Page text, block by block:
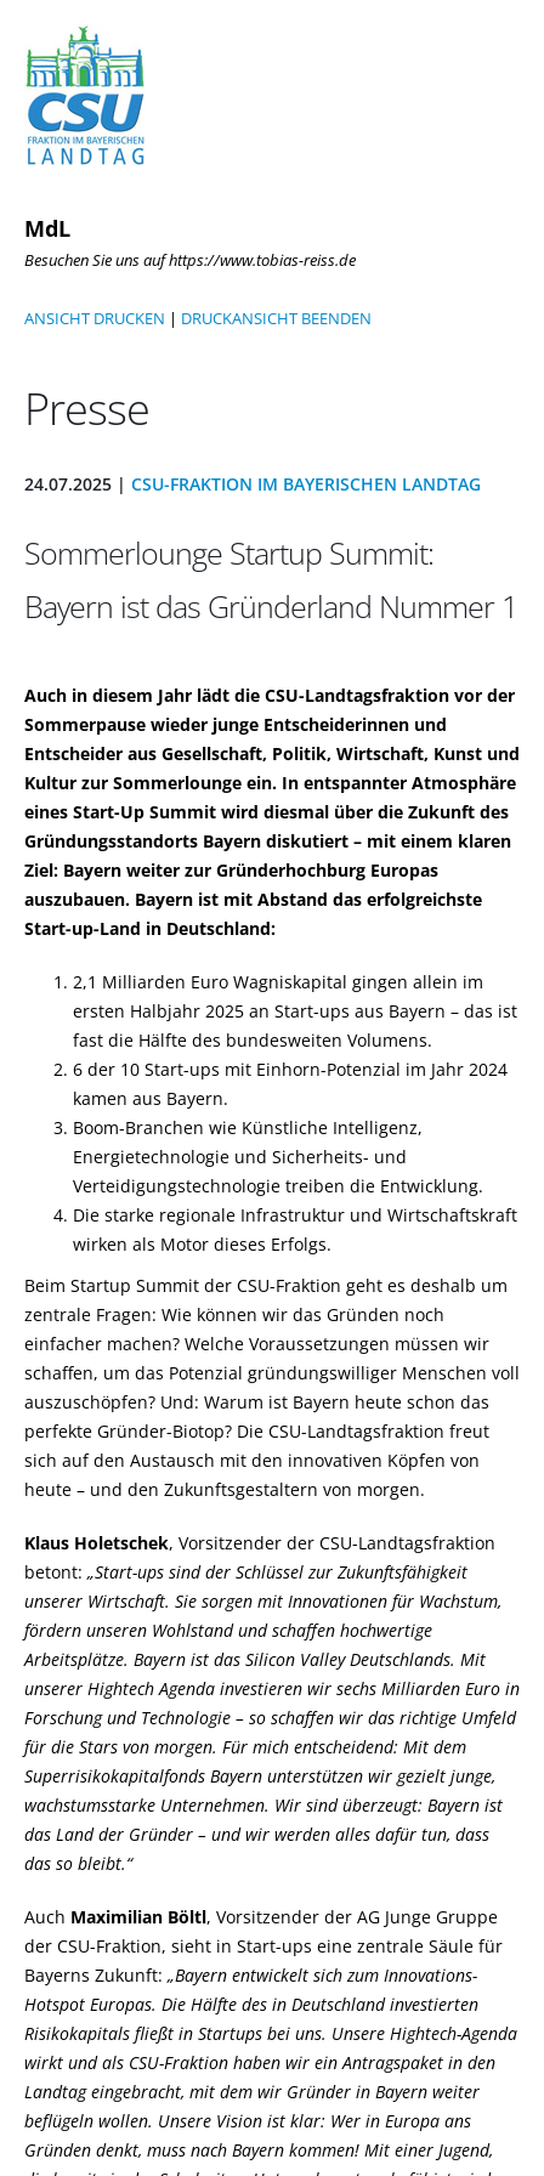
MdL
Besuchen Sie uns auf https://www.tobias-reiss.de
ANSICHT DRUCKEN | DRUCKANSICHT BEENDEN
Presse
24.07.2025 | CSU-FRAKTION IM BAYERISCHEN LANDTAG
Sommerlounge Startup Summit:
Bayern ist das Gründerland Nummer 1
Auch in diesem Jahr lädt die CSU-Landtagsfraktion vor der
Sommerpause wieder junge Entscheiderinnen und
Entscheider aus Gesellschaft, Politik, Wirtschaft, Kunst und
Kultur zur Sommerlounge ein. In entspannter Atmosphäre
eines Start-Up Summit wird diesmal über die Zukunft des
Gründungsstandorts Bayern diskutiert – mit einem klaren
Ziel: Bayern weiter zur Gründerhochburg Europas
auszubauen. Bayern ist mit Abstand das erfolgreichste
Start-up-Land in Deutschland:
2,1 Milliarden Euro Wagniskapital gingen allein im
ersten Halbjahr 2025 an Start-ups aus Bayern – das ist
fast die Hälfte des bundesweiten Volumens.
6 der 10 Start-ups mit Einhorn-Potenzial im Jahr 2024
kamen aus Bayern.
Boom-Branchen wie Künstliche Intelligenz,
Energietechnologie und Sicherheits- und
Verteidigungstechnologie treiben die Entwicklung.
Die starke regionale Infrastruktur und Wirtschaftskraft
wirken als Motor dieses Erfolgs.
Beim Startup Summit der CSU-Fraktion geht es deshalb um
zentrale Fragen: Wie können wir das Gründen noch
einfacher machen? Welche Voraussetzungen müssen wir
schaffen, um das Potenzial gründungswilliger Menschen voll
auszuschöpfen? Und: Warum ist Bayern heute schon das
perfekte Gründer-Biotop? Die CSU-Landtagsfraktion freut
sich auf den Austausch mit den innovativen Köpfen von
heute – und den Zukunftsgestaltern von morgen.
Klaus Holetschek, Vorsitzender der CSU-Landtagsfraktion
betont: Start-ups sind der Schlüssel zur Zukunftsfähigkeit
unserer Wirtschaft. Sie sorgen mit Innovationen für Wachstum,
fördern unseren Wohlstand und schaffen hochwertige
Arbeitsplätze. Bayern ist das Silicon Valley Deutschlands. Mit
unserer Hightech Agenda investieren wir sechs Milliarden Euro in
Forschung und Technologie – so schaffen wir das richtige Umfeld
für die Stars von morgen. Für mich entscheidend: Mit dem
Superrisikokapitalfonds Bayern unterstützen wir gezielt junge,
wachstumsstarke Unternehmen. Wir sind überzeugt: Bayern ist
das Land der Gründer – und wir werden alles dafür tun, dass
das so bleibt.“
Auch Maximilian Böltl, Vorsitzender der AG Junge Gruppe
der CSU-Fraktion, sieht in Start-ups eine zentrale Säule für
Bayerns Zukunft: Bayern entwickelt sich zum Innovations-
Hotspot Europas. Die Hälfte des in Deutschland investierten
Risikokapitals fließt in Startups bei uns. Unsere Hightech-Agenda
wirkt und als CSU-Fraktion haben wir ein Antragspaket in den
Landtag eingebracht, mit dem wir Gründer in Bayern weiter
beflügeln wollen. Unsere Vision ist klar: Wer in Europa ans
Gründen denkt, muss nach Bayern kommen! Mit einer Jugend,